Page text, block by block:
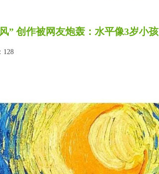
” 创作被网友炮轰：水平像3岁小孩
128